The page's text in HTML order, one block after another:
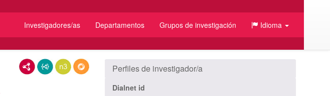
Investigadores/as Departamentos Grupos de investigación Idioma
RDF/XMLJSON-LDN3/TurtleRDF/JSONPerfiles de investigador/a
Dialnet id